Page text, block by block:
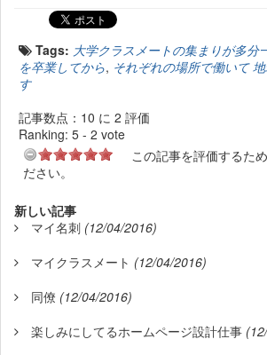
Tags: 大学クラスメートの集まりが多分
を卒業してから, それぞれの場所で働いて
す
記事数点：10 に 2 評価
Ranking: 5 - 2 vote
この記事を評価するた
ださい。
新しい記事
マイ名刺 (12/04/2016)
マイクラスメート (12/04/2016)
同僚 (12/04/2016)
楽しみにしてるホームページ設計仕事